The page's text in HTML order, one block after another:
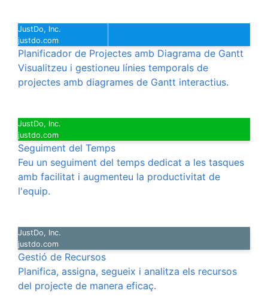
JustDo, Inc.
justdo.com
Planificador de Projectes amb Diagrama de Gantt
Visualitzeu i gestioneu línies temporals de
projectes amb diagrames de Gantt interactius.
JustDo, Inc.
justdo.com
Seguiment del Temps
Feu un seguiment del temps dedicat a les tasques
amb facilitat i augmenteu la productivitat de
l'equip.
JustDo, Inc.
justdo.com
Gestió de Recursos
Planifica, assigna, segueix i analitza els recursos
del projecte de manera eficaç.